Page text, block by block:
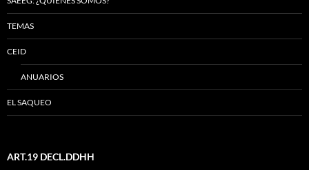
TEMAS
CEID
ANUARIOS
EL SAQUEO
ART.19 DECL.DDHH